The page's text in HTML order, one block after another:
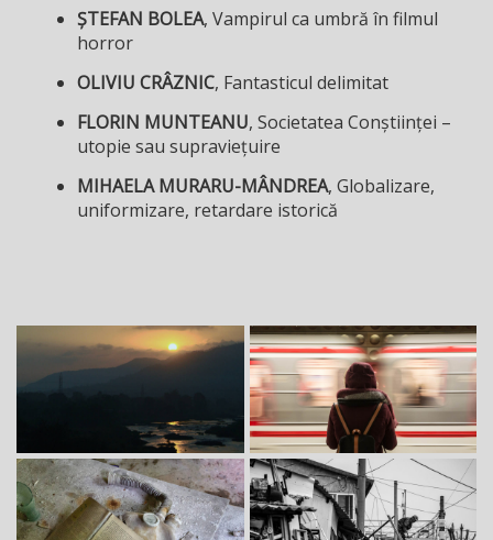
ȘTEFAN BOLEA, Vampirul ca umbră în filmul
horror
OLIVIU CRÂZNIC, Fantasticul delimitat
FLORIN MUNTEANU, Societatea Conștiinței –
utopie sau supraviețuire
MIHAELA MURARU-MÂNDREA, Globalizare,
uniformizare, retardare istorică